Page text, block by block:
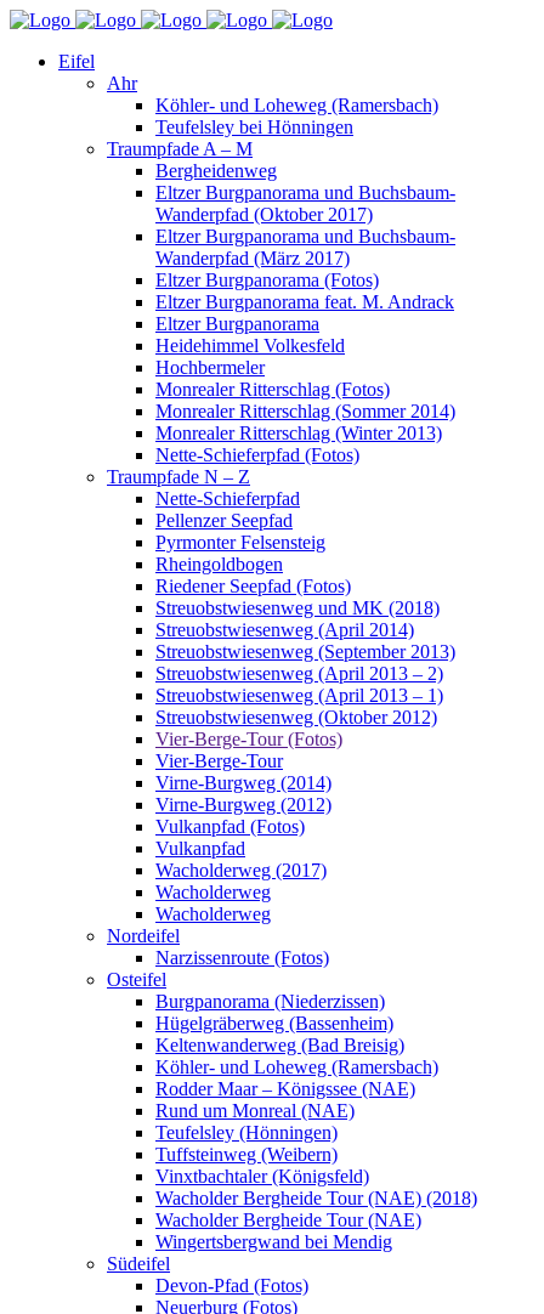
Eifel
Ahr
Köhler- und Loheweg (Ramersbach)
Teufelsley bei Hönningen
Traumpfade A – M
Bergheidenweg
Eltzer Burgpanorama und Buchsbaum-
Wanderpfad (Oktober 2017)
Eltzer Burgpanorama und Buchsbaum-
Wanderpfad (März 2017)
Eltzer Burgpanorama (Fotos)
Eltzer Burgpanorama feat. M. Andrack
Eltzer Burgpanorama
Heidehimmel Volkesfeld
Hochbermeler
Monrealer Ritterschlag (Fotos)
Monrealer Ritterschlag (Sommer 2014)
Monrealer Ritterschlag (Winter 2013)
Nette-Schieferpfad (Fotos)
Traumpfade N – Z
Nette-Schieferpfad
Pellenzer Seepfad
Pyrmonter Felsensteig
Rheingoldbogen
Riedener Seepfad (Fotos)
Streuobstwiesenweg und MK (2018)
Streuobstwiesenweg (April 2014)
Streuobstwiesenweg (September 2013)
Streuobstwiesenweg (April 2013 – 2)
Streuobstwiesenweg (April 2013 – 1)
Streuobstwiesenweg (Oktober 2012)
Vier-Berge-Tour (Fotos)
Vier-Berge-Tour
Virne-Burgweg (2014)
Virne-Burgweg (2012)
Vulkanpfad (Fotos)
Vulkanpfad
Wacholderweg (2017)
Wacholderweg
Wacholderweg
Nordeifel
Narzissenroute (Fotos)
Osteifel
Burgpanorama (Niederzissen)
Hügelgräberweg (Bassenheim)
Keltenwanderweg (Bad Breisig)
Köhler- und Loheweg (Ramersbach)
Rodder Maar – Königssee (NAE)
Rund um Monreal (NAE)
Teufelsley (Hönningen)
Tuffsteinweg (Weibern)
Vinxtbachtaler (Königsfeld)
Wacholder Bergheide Tour (NAE) (2018)
Wacholder Bergheide Tour (NAE)
Wingertsbergwand bei Mendig
Südeifel
Devon-Pfad (Fotos)
Neuerburg (Fotos)